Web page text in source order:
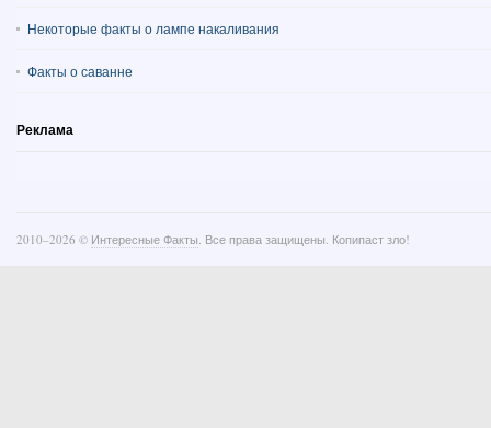
Некоторые факты о лампе накаливания
Факты о саванне
Реклама
2010–2026 © Интересные Факты. Все права защищены. Копипаст зло!